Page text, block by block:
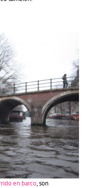
en barco, son